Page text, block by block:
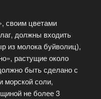
своим цветами
должны входить
из молока буйволиц),
растущие около
быть сделано с
морской соли,
не более 3